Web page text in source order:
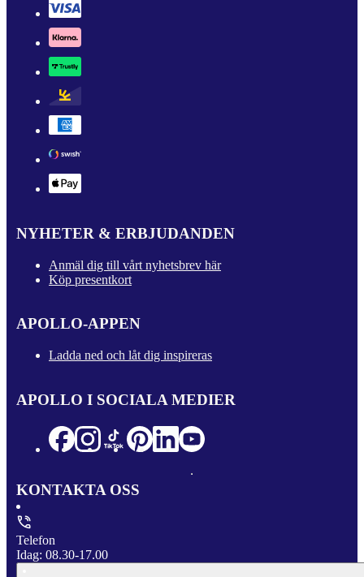
NYHETER & ERBJUDANDEN
Anmäl dig till vårt nyhetsbrev här
Köp presentkort
APOLLO-APPEN
Ladda ned och låt dig inspireras
APOLLO I SOCIALA MEDIER
KONTAKTA OSS
Telefon
Idag: 08.30-17.00